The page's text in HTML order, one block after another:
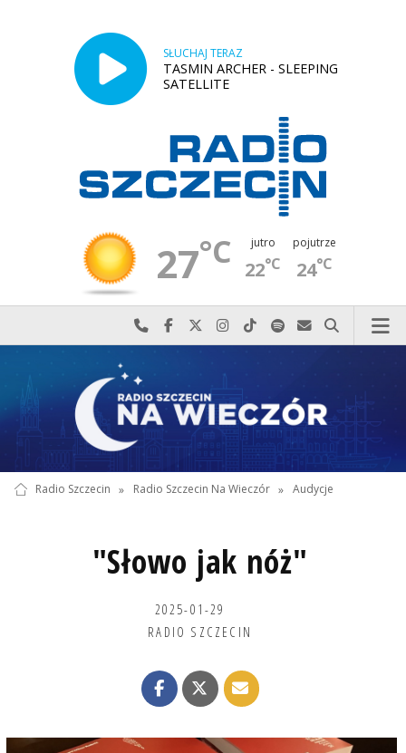
SŁUCHAJ TERAZ
TASMIN ARCHER - SLEEPING
SATELLITE
27°C jutro
22°C
pojutrze
24°C
Najlepiej po prostu do nas zadzwoń
Odwiedź nas na Facebook-u
Odwiedź nas na X
Odwiedź nas na Instagram-ie
Odwiedź nas na TikTok-u
Szukaj nas na Spotify
Wyślij do nas
Szukaj
Radio Szczecin » Radio Szczecin Na Wieczór » Audycje
"Słowo jak nóż"
2025-01-29
RADIO SZCZECIN